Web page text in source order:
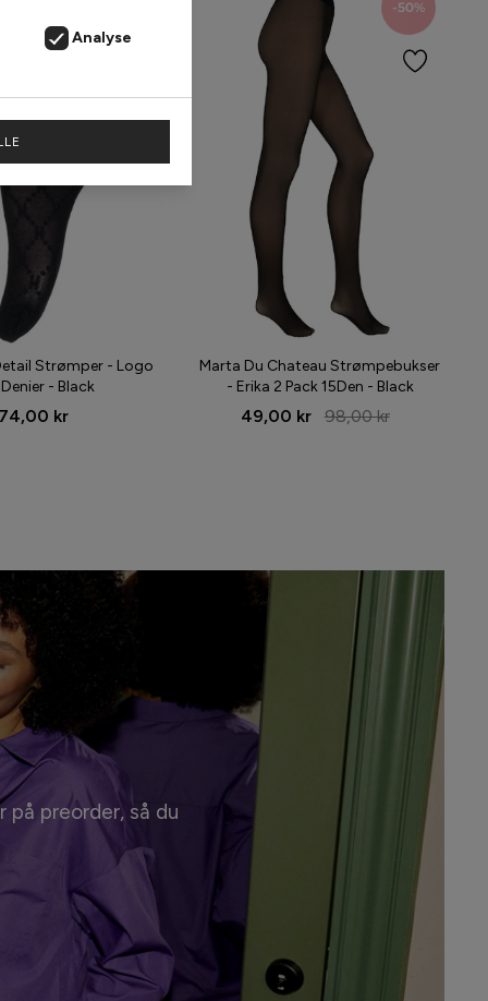
Analyse
Strømper - Logo
- Black
74,00 kr
-50%
Marta Du Chateau Strømpebukser
- Erika 2 Pack 15Den - Black
49,00 kr 98,00 kr
preorder, så du